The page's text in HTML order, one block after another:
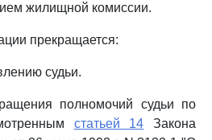
жилищной комиссии.
прекращается:
судьи.
полномочий судьи по
статьей 14 Закона